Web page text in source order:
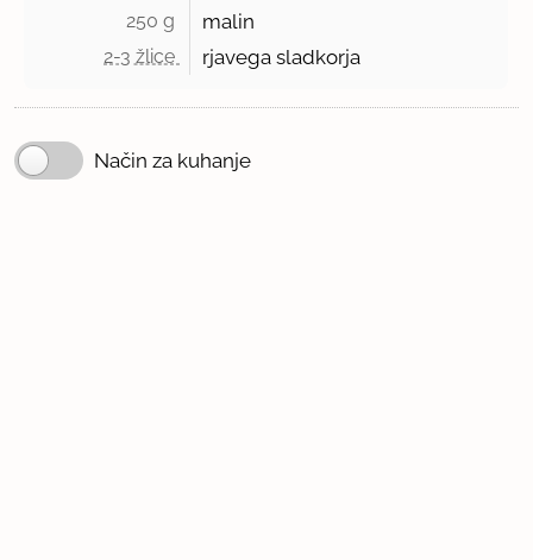
250 g malin
2-3 žlice rjavega sladkorja
Način za kuhanje